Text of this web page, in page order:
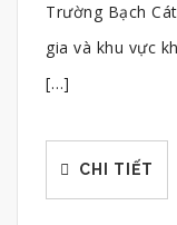
Trường Bạch
gia và khu vực
[…]
CHI TIẾT